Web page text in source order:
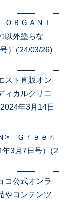
ＲＧＡＮＩ
以外塗らな
）('24/03/26)
スト直販オン
ィカルクリニ
年3月14日
> Ｇｒｅｅｎ
3月7日号）('2
コ公式オンラ
やコンテンツ